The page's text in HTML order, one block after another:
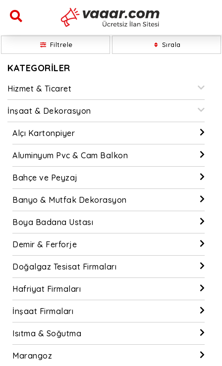
Filtrele Sırala
KATEGORİLER
Hizmet & Ticaret
İnşaat & Dekorasyon
Alçı Kartonpiyer
Aluminyum Pvc & Cam Balkon
Bahçe ve Peyzaj
Banyo & Mutfak Dekorasyon
Boya Badana Ustası
Demir & Ferforje
Doğalgaz Tesisat Firmaları
Hafriyat Firmaları
İnşaat Firmaları
Isıtma & Soğutma
Marangoz